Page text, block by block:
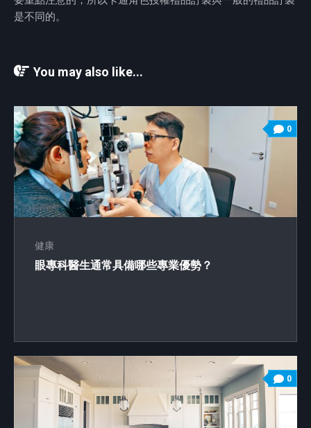
是不同的。
You may also like...
0
健康
眼專科醫生通常具備哪些專業優勢？
0